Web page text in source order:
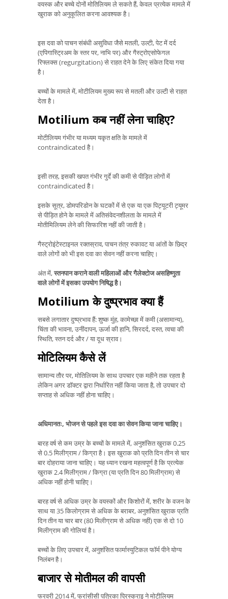
वयस्क और बच्चे दोनों मोतिलियम ले सकते हैं, केवल प्रत्येक मामले में
खुराक को अनुकूलित करना आवश्यक है।
इस दवा को पाचन संबंधी असुविधा जैसे मतली, उल्टी, पेट में दर्द
(एपिगास्ट्रिअम के स्तर पर, नाभि पर) और गैस्ट्रोएसोफेगल
रिफ्लक्स (regurgitation) से राहत देने के लिए संकेत दिया गया
है।
बच्चों के मामले में, मोटीलियम मुख्य रूप से मतली और उल्टी से राहत
देता है।
Motilium कब नहीं लेना चाहिए?
मोटीलियम गंभीर या मध्यम यकृत क्षति के मामले में
contraindicated है।
इसी तरह, इसकी खपत गंभीर गुर्दे की कमी से पीड़ित लोगों में
contraindicated है।
इसके सूत्र, डोमपरिडोन के घटकों में से एक या एक पिट्यूटरी ट्यूमर
से पीड़ित होने के मामले में अतिसंवेदनशीलता के मामले में
मोतीमिलियम लेने की सिफारिश नहीं की जाती है।
गैस्ट्रोइंटेस्टाइनल रक्तस्राव, पाचन तंत्र रुकावट या आंतों के छिद्र
वाले लोगों को भी इस दवा का सेवन नहीं करना चाहिए।
अंत में,स्तनपान कराने वाली महिलाओं और गैलेक्टोज असहिष्णुता
वाले लोगों में इसका उपयोग निषिद्ध है।
Motilium के दुष्प्रभाव क्या हैं
सबसे लगातार दुष्प्रभाव हैं: शुष्क मुंह, कामेच्छा में कमी (असामान्य),
चिंता की भावना, उनींदापन, ऊर्जा की हानि, सिरदर्द, दस्त, त्वचा की
स्थिति, स्तन दर्द और / या दूध स्राव।
मोटिलियम कैसे लें
सामान्य तौर पर, मोतिलियम के साथ उपचार एक महीने तक रहता है
लेकिन अगर डॉक्टर द्वारा निर्धारित नहीं किया जाता है, तो उपचार दो
सप्ताह से अधिक नहीं होना चाहिए।
अधिमानतः, भोजन से पहले इस दवा का सेवन किया जाना चाहिए।
बारह वर्ष से कम उम्र के बच्चों के मामले में, अनुशंसित खुराक 0.25
से 0.5 मिलीग्राम / किग्रा है। इस खुराक को प्रति दिन तीन से चार
बार दोहराया जाना चाहिए। यह ध्यान रखना महत्वपूर्ण है कि प्रत्येक
खुराक 2.4 मिलीग्राम / किग्रा (या प्रति दिन 80 मिलीग्राम) से
अधिक नहीं होनी चाहिए।
बारह वर्ष से अधिक उम्र के वयस्कों और किशोरों में, शरीर के वजन के
साथ या 35 किलोग्राम से अधिक के बराबर, अनुशंसित खुराक प्रति
दिन तीन या चार बार (80 मिलीग्राम से अधिक नहीं) एक से दो 10
मिलीग्राम की गोलियां है।
बच्चों के लिए उपचार में, अनुशंसित फार्मास्युटिकल फॉर्म पीने योग्य
निलंबन है।
बाजार से मोतीमल की वापसी
फरवरी 2014 में, फ्रांसीसी पत्रिका प्रिस्क्राइ ने मोटीलियम